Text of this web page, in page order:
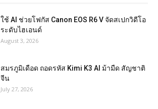
ใช้ AI ช่วยโฟกัส Canon EOS R6 V จัดสเปกวิดีโอ
ระดับไฮเอนด์
August 3, 2026
สมรภูมิเดือด ถอดรหัส Kimi K3 AI ม้ามืด สัญชาติ
จีน
July 27, 2026